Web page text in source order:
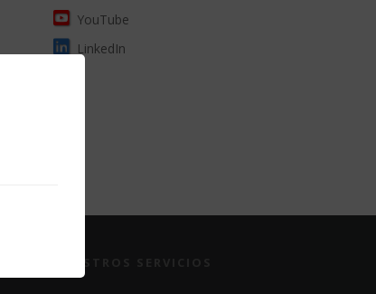
YouTube
LinkedIn